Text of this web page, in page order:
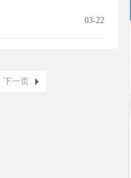
03-22
下一页